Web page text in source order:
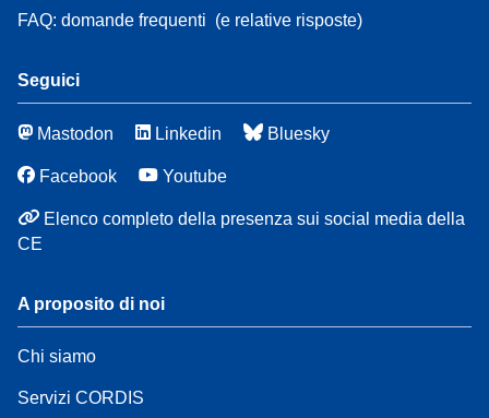
FAQ: domande frequenti (e relative risposte)
Seguici
Mastodon Linkedin Bluesky
Facebook Youtube
Elenco completo della presenza sui social media della
CE
A proposito di noi
Chi siamo
Servizi CORDIS